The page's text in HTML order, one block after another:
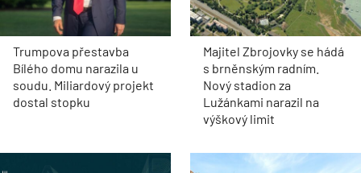
Trumpova přestavba
Bílého domu narazila u
soudu. Miliardový projekt
dostal stopku
Majitel Zbrojovky se hádá
s brněnským radním.
Nový stadion za
Lužánkami narazil na
výškový limit